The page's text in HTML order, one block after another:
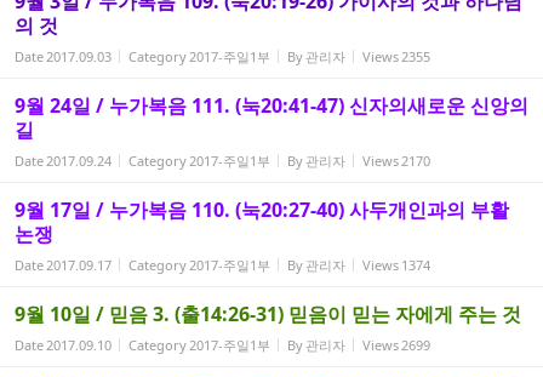
의 것
Date2017.09.03 Category2017-주일1부 By 관리자 Views2355
9월 24일 / 누가복음 111. (눅20:41-47) 신자의새로운 신앙의
길
Date2017.09.24 Category2017-주일1부 By 관리자 Views2170
9월 17일 / 누가복음 110. (눅20:27-40) 사두개인과의 부활
논쟁
Date2017.09.17 Category2017-주일1부 By 관리자 Views 1374
9월 10일 / 믿음 3. (출14:26-31) 믿음이 믿는 자에게 주는 것
Date2017.09.10 Category2017-주일1부 By 관리자 Views2699